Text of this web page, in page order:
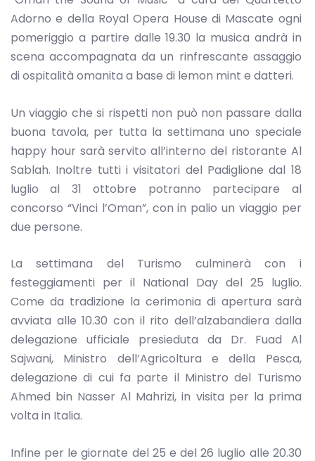
Adorno e della Royal Opera House di Mascate ogni
pomeriggio a partire dalle 19.30 la musica andrà in
scena accompagnata da un rinfrescante assaggio
di ospitalità omanita a base di lemon mint e datteri.
Un viaggio che si rispetti non può non passare dalla
buona tavola, per tutta la settimana uno speciale
happy hour sarà servito all’interno del ristorante Al
Sablah. Inoltre tutti i visitatori del Padiglione dal 18
luglio al 31 ottobre potranno partecipare al
concorso “Vinci l’Oman”, con in palio un viaggio per
due persone.
La settimana del Turismo culminerà con i
festeggiamenti per il National Day del 25 luglio.
Come da tradizione la cerimonia di apertura sarà
avviata alle 10.30 con il rito dell’alzabandiera dalla
delegazione ufficiale presieduta da Dr. Fuad Al
Sajwani, Ministro dell’Agricoltura e della Pesca,
delegazione di cui fa parte il Ministro del Turismo
Ahmed bin Nasser Al Mahrizi, in visita per la prima
volta in Italia.
Infine per le giornate del 25 e del 26 luglio alle 20.30